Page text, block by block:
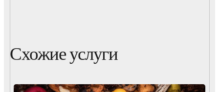
Схожие услуги